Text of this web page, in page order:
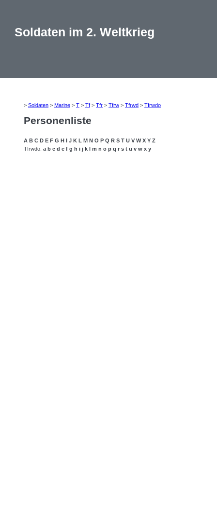
Soldaten im 2. Weltkrieg
> Soldaten > Marine > T > Tf > Tfr > Tfrw > Tfrwd > Tfrwdo
Personenliste
A B C D E F G H I J K L M N O P Q R S T U V W X Y Z
Tfrwdo: a b c d e f g h i j k l m n o p q r s t u v w x y